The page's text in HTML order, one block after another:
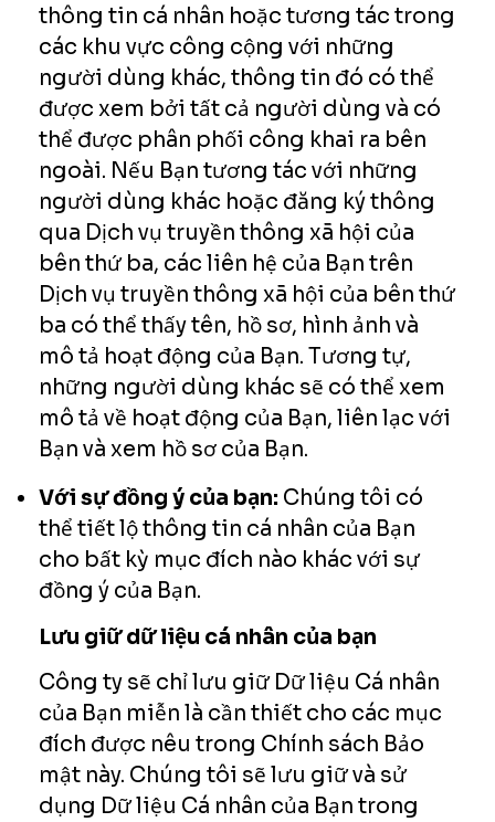
thông tin cá nhân hoặc tương tác trong
các khu vực công cộng với những
người dùng khác, thông tin đó có thể
được xem bởi tất cả người dùng và có
thể được phân phối công khai ra bên
ngoài. Nếu Bạn tương tác với những
người dùng khác hoặc đăng ký thông
qua Dịch vụ truyền thông xã hội của
bên thứ ba, các liên hệ của Bạn trên
Dịch vụ truyền thông xã hội của bên thứ
ba có thể thấy tên, hồ sơ, hình ảnh và
mô tả hoạt động của Bạn. Tương tự,
những người dùng khác sẽ có thể xem
mô tả về hoạt động của Bạn, liên lạc với
Bạn và xem hồ sơ của Bạn.
Với sự đồng ý của bạn: Chúng tôi có
thể tiết lộ thông tin cá nhân của Bạn
cho bất kỳ mục đích nào khác với sự
đồng ý của Bạn.
Lưu giữ dữ liệu cá nhân của bạn
Công ty sẽ chỉ lưu giữ Dữ liệu Cá nhân
của Bạn miễn là cần thiết cho các mục
đích được nêu trong Chính sách Bảo
mật này. Chúng tôi sẽ lưu giữ và sử
dụng Dữ liệu Cá nhân của Bạn trong